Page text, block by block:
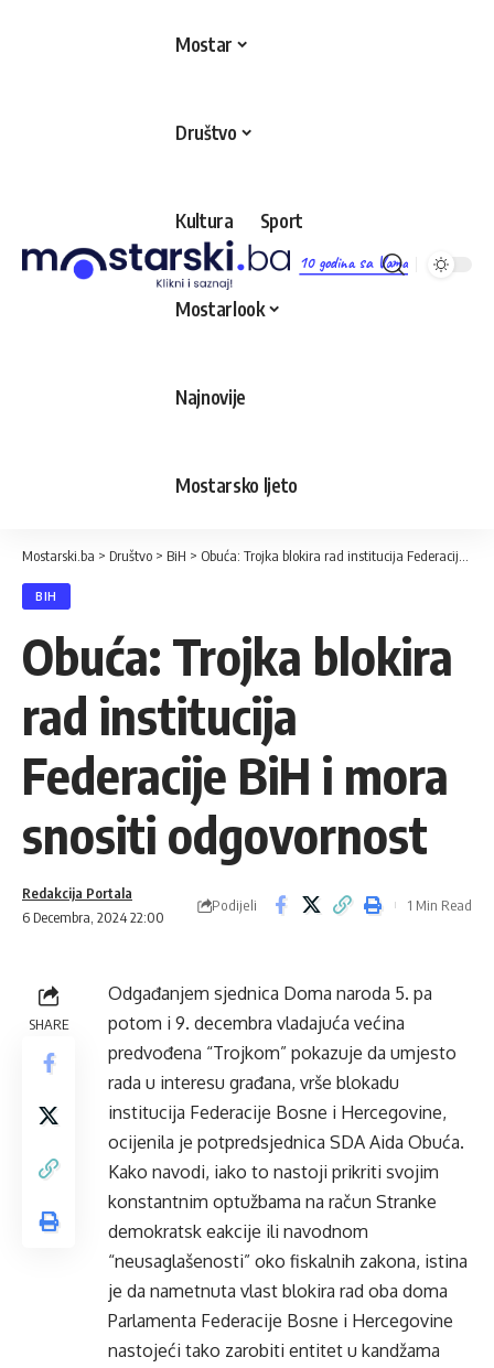
10 godina sa Vama
Mostar
Društvo
Kultura Sport
Mostarlook
Najnovije
Mostarsko ljeto
Mostarski.ba > Društvo > BiH > Obuća: Trojka blokira rad institucija Federacije BiH i mora snositi odgovornost
BIH
Obuća: Trojka blokira
rad institucija
Federacije BiH i mora
snositi odgovornost
6 Decembra, 2024 22:00
Redakcija Portala
Podijeli 1 Min Read
SHARE
Odgađanjem sjednica Doma naroda 5. pa
potom i 9. decembra vladajuća većina
predvođena “Trojkom” pokazuje da umjesto
rada u interesu građana, vrše blokadu
institucija Federacije Bosne i Hercegovine,
ocijenila je potpredsjednica SDA Aida Obuća.
Kako navodi, iako to nastoji prikriti svojim
konstantnim optužbama na račun Stranke
demokratsk eakcije ili navodnom
“neusaglašenosti” oko fiskalnih zakona, istina
je da nametnuta vlast blokira rad oba doma
Parlamenta Federacije Bosne i Hercegovine
nastojeći tako zarobiti entitet u kandžama